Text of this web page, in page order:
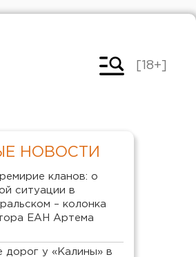
[18+]
НОВОСТИ
кланов: о
ситуации в
– колонка
ЕАН Артема
дорог у «Калины» в